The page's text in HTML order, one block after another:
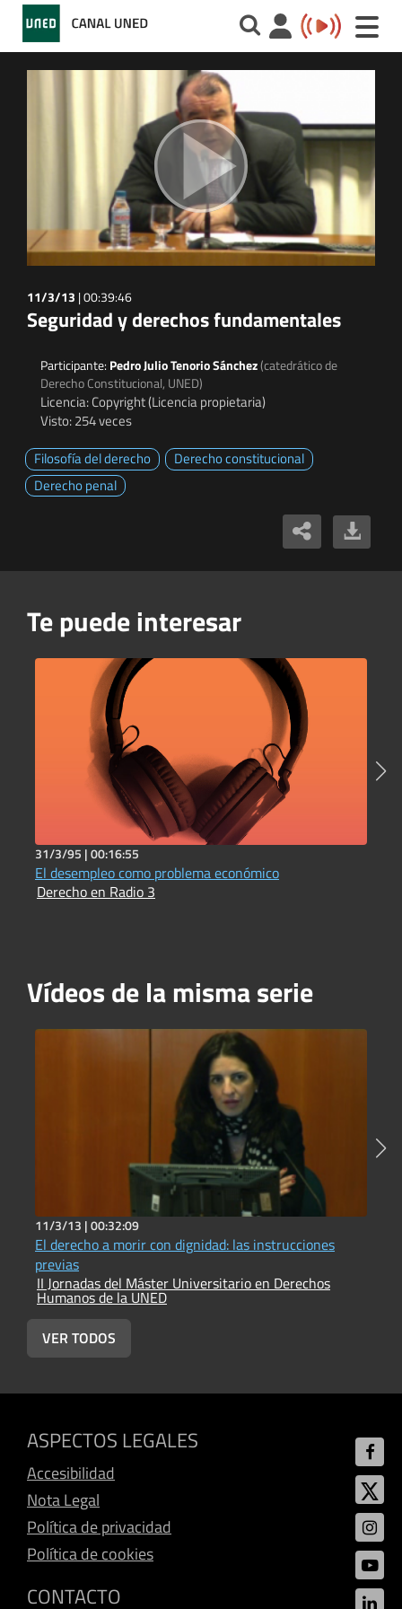
Toggle
11/3/13 |00:39:46
Seguridad y derechos fundamentales
Participante: Pedro Julio Tenorio Sánchez(catedrático de
Derecho Constitucional, UNED)
Licencia: Copyright (Licencia propietaria)
Visto: 254 veces
Filosofía del derecho
Derecho constitucional
Derecho penal
Te puede interesar
31/3/95 |00:16:55
El desempleo como problema económico
Derecho en Radio 3
Vídeos de la misma serie
11/3/13 |00:32:09
El derecho a morir con dignidad: las instrucciones
previas
II Jornadas del Máster Universitario en Derechos
Humanos de la UNED
VER TODOS
ASPECTOS LEGALES
Accesibilidad
Nota Legal
Política de privacidad
Política de cookies
CONTACTO